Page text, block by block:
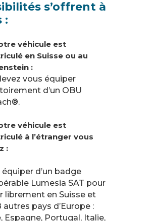
s’offrent à
:
véhicule est
en Suisse ou au
:
vous équiper
d’un OBU
véhicule est
à l’étranger vous
:
équiper d’un badge
Lumesia SAT pour
librement en Suisse et
autres pays d’Europe :
Espagne, Portugal, Italie,